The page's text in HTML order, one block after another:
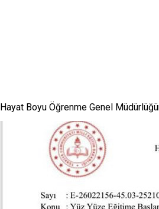
Hayat Boyu Öğrenme Genel